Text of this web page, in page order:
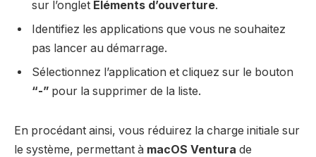
sur l’onglet Éléments d’ouverture.
Identifiez les applications que vous ne souhaitez
pas lancer au démarrage.
Sélectionnez l’application et cliquez sur le bouton
“-” pour la supprimer de la liste.
En procédant ainsi, vous réduirez la charge initiale sur
le système, permettant à macOS Ventura de